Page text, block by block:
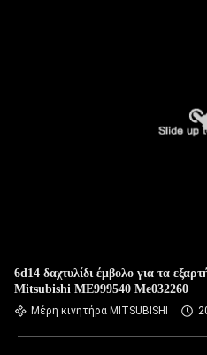
6d14 δαχτυλίδι έμβολο για τα
Mitsubishi ME999540 Me032260
Μέρη κινητήρα MITSUBISHI